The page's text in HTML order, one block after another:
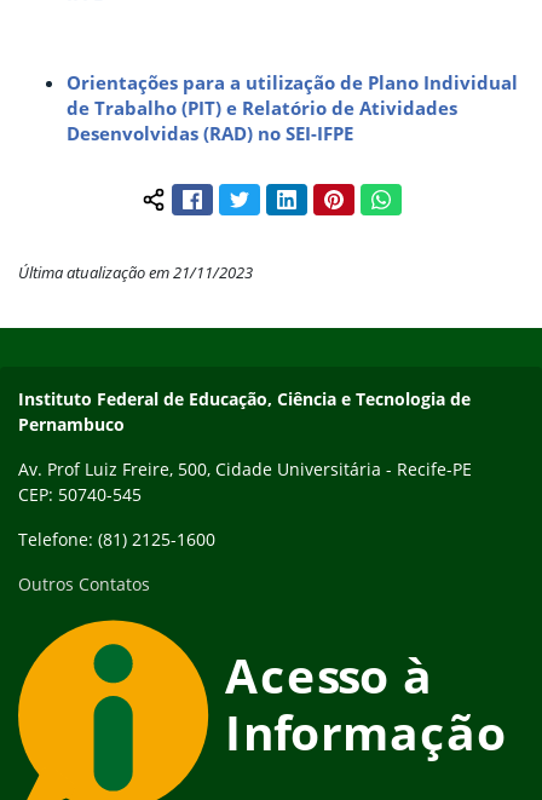
Orientações para a utilização de Plano Individual
de Trabalho (PIT) e Relatório de Atividades
Desenvolvidas (RAD) no SEI-IFPE
Compartilhar conteúdo:
FacebookTwitterLinkedInPinterestWhatsApp
Última atualização em 21/11/2023
Instituto Federal de Educação, Ciência e Tecnologia de
Pernambuco
Av. Prof Luiz Freire, 500, Cidade Universitária - Recife-PE
CEP: 50740-545
Telefone: (81) 2125-1600
Outros Contatos